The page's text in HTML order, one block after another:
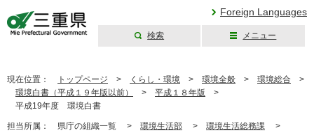
Foreign Languages
検索 メニュー
現在位置： トップページ > くらし・環境 > 環境全般 > 環境総合 >
環境白書（平成１９年版以前）
> 平成１８年版 >
平成19年度 環境白書
担当所属： 県庁の組織一覧 > 環境生活部 > 環境生活総務課 >